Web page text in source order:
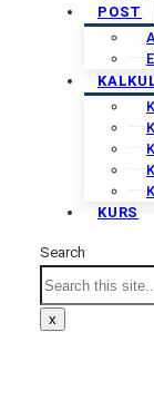
POST
KURS
Search
Search
x